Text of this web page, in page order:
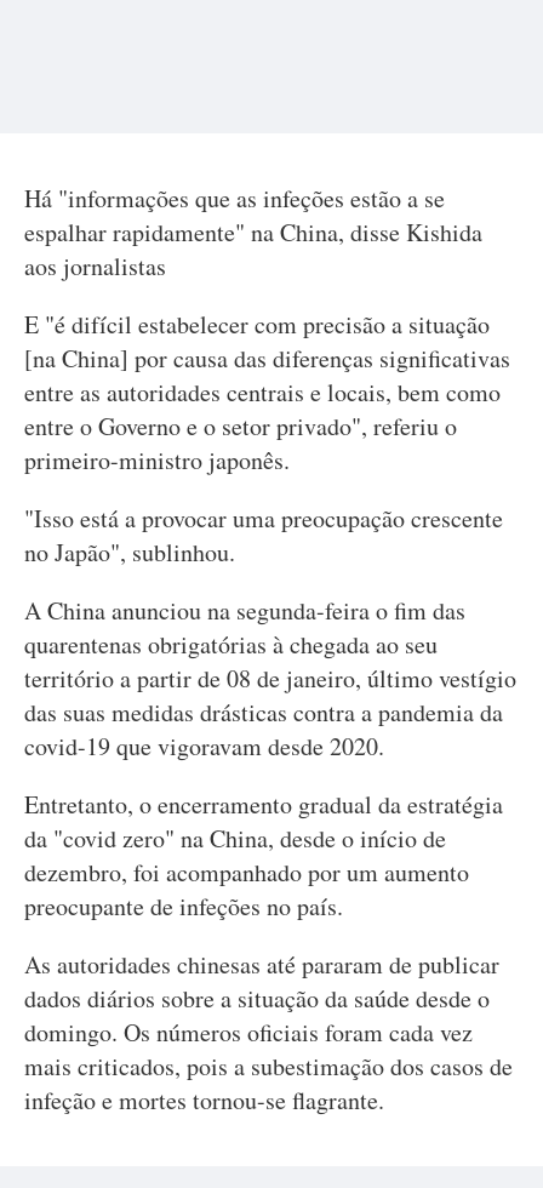
Há "informações que as infeções estão a se
espalhar rapidamente" na China, disse Kishida
aos jornalistas
E "é difícil estabelecer com precisão a situação
[na China] por causa das diferenças significativas
entre as autoridades centrais e locais, bem como
entre o Governo e o setor privado", referiu o
primeiro-ministro japonês.
"Isso está a provocar uma preocupação crescente
no Japão", sublinhou.
A China anunciou na segunda-feira o fim das
quarentenas obrigatórias à chegada ao seu
território a partir de 08 de janeiro, último vestígio
das suas medidas drásticas contra a pandemia da
covid-19 que vigoravam desde 2020.
Entretanto, o encerramento gradual da estratégia
da "covid zero" na China, desde o início de
dezembro, foi acompanhado por um aumento
preocupante de infeções no país.
As autoridades chinesas até pararam de publicar
dados diários sobre a situação da saúde desde o
domingo. Os números oficiais foram cada vez
mais criticados, pois a subestimação dos casos de
infeção e mortes tornou-se flagrante.